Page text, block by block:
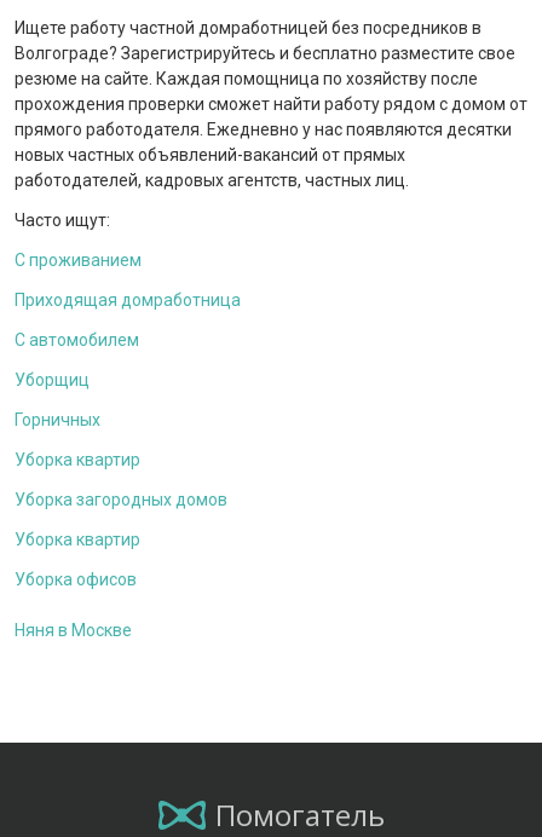
Ищете работу частной домработницей без посредников в
Волгограде? Зарегистрируйтесь и бесплатно разместите свое
резюме на сайте. Каждая помощница по хозяйству после
прохождения проверки сможет найти работу рядом с домом от
прямого работодателя. Ежедневно у нас появляются десятки
новых частных объявлений-вакансий от прямых
работодателей, кадровых агентств, частных лиц.
Часто ищут:
С проживанием
Приходящая домработница
С автомобилем
Уборщиц
Горничных
Уборка квартир
Уборка загородных домов
Уборка квартир
Уборка офисов
Няня в Москве
Помогатель